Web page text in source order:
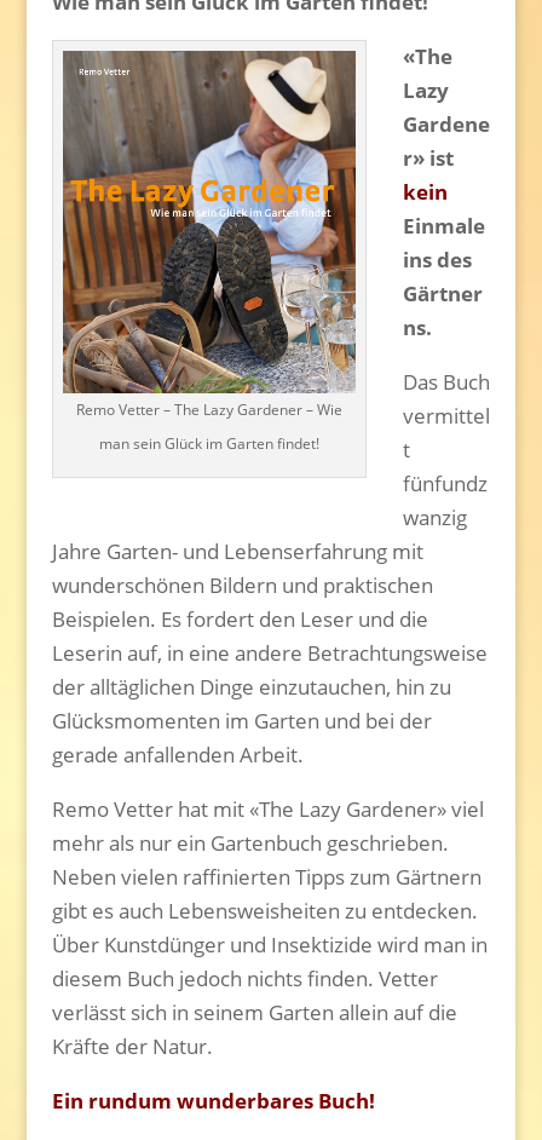
Remo Vetter – The Lazy Gardener – Wie
man sein Glück im Garten findet!
«The
Lazy
Gardene
r» ist
kein
Einmale
ins des
Gärtner
ns.
Das Buch
vermittel
t
fünfundz
wanzig
Jahre Garten- und Lebenserfahrung mit
wunderschönen Bildern und praktischen
Beispielen. Es fordert den Leser und die
Leserin auf, in eine andere Betrachtungsweise
der alltäglichen Dinge einzutauchen, hin zu
Glücksmomenten im Garten und bei der
gerade anfallenden Arbeit.
Remo Vetter hat mit «The Lazy Gardener» viel
mehr als nur ein Gartenbuch geschrieben.
Neben vielen raffinierten Tipps zum Gärtnern
gibt es auch Lebensweisheiten zu entdecken.
Über Kunstdünger und Insektizide wird man in
diesem Buch jedoch nichts finden. Vetter
verlässt sich in seinem Garten allein auf die
Kräfte der Natur.
Ein rundum wunderbares Buch!